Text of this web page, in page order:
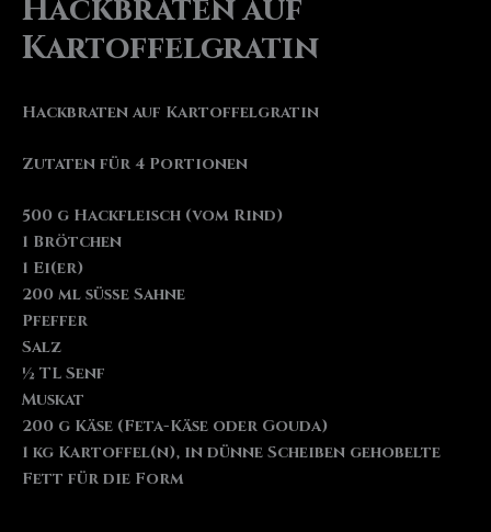
Hackbraten auf
Kartoffelgratin
Hackbraten auf Kartoffelgratin
Zutaten für 4 Portionen
500 g Hackfleisch (vom Rind)
1 Brötchen
1 Ei(er)
200 ml süße Sahne
Pfeffer
Salz
½ TL Senf
Muskat
200 g Käse (Feta-Käse oder Gouda)
1 kg Kartoffel(n), in dünne Scheiben gehobelte
Fett für die Form